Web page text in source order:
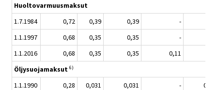
Huoltovarmuusmaksut
1.7.1984
0,72 0,39 0,39 -
1.1.1997
0,68 0,35 0,35 -
1.1.2016
0,68 0,35 0,35 0,11
Öljysuojamaksut 6)
1.1.1990 0,28 0,031 0,031 -